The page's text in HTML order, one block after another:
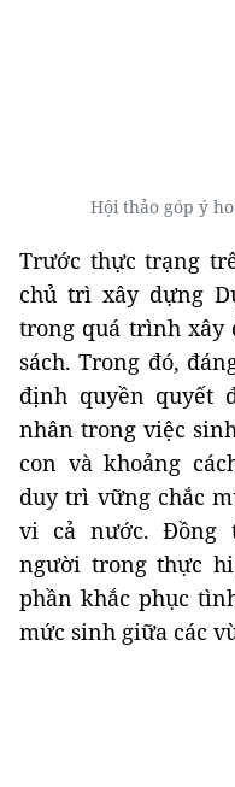
Hội thảo góp ý
Trước thực trạng
chủ trì xây dựng
trong quá trình xây
sách. Trong đó,
định quyền quyết
nhân trong việc
con và khoảng
duy trì vững chắc
vi cả nước. Đồng
người trong thực
phần khắc phục
mức sinh giữa các